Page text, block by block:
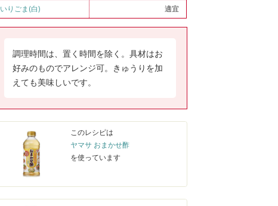
いりごま(白) 適宜
調理時間は、置く時間を除く。具材はお
好みのものでアレンジ可。きゅうりを加
えても美味しいです。
このレシピは
ヤマサ おまかせ酢
を使っています